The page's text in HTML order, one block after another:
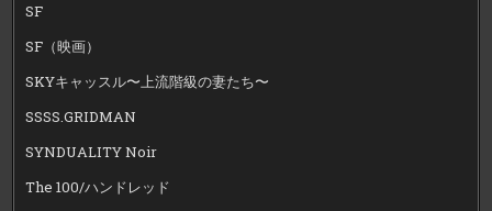
SF
SF（映画）
SKYキャッスル〜上流階級の妻たち〜
SSSS.GRIDMAN
SYNDUALITY Noir
The 100/ハンドレッド